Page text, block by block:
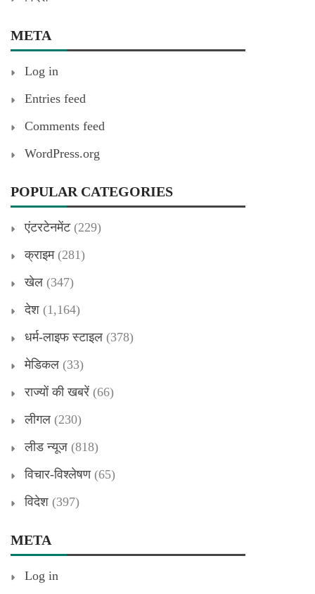
META
Log in
Entries feed
Comments feed
WordPress.org
POPULAR CATEGORIES
एंटरटेनमेंट(229)
क्राइम(281)
खेल (347)
देश (1,164)
धर्म-लाइफ स्टाइल (378)
मेडिकल (33)
राज्यों की खबरें (66)
लीगल (230)
लीड न्यूज (818)
विचार-विश्लेषण(65)
विदेश (397)
META
Log in